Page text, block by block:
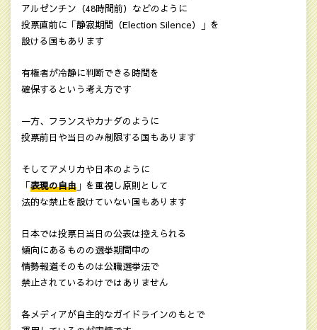
アルゼンチン（48時間前）などのように
投票直前に「静寂期間（Election Silence）」を
設ける国もあります
有権者が冷静に判断できる時間を
確保するという考え方です
一方、フランスやカナダのように
投票前日や当日のみ制限する国もあります
そしてアメリカや日本のように
「表現の自由 」を重視し原則として
法的な禁止を設けていない国もあります
日本では投票日当日の公表は控えられる
傾向にあるものの選挙期間中の
情勢報道そのものは公職選挙法で
禁止されているわけではありません
各メディアが自主的なガイドラインのもとで